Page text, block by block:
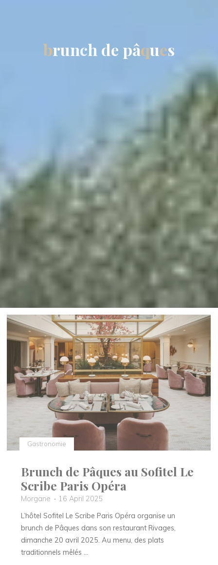
brunch de pâques
Gastronomie
Brunch de Pâques au Sofitel Le
Scribe Paris Opéra
Morgane
16 April 2025
L’hôtel Sofitel Le Scribe Paris Opéra organise un
brunch de Pâques dans son restaurant Rivages,
dimanche 20 avril 2025. Au menu, des plats
traditionnels mêlés …